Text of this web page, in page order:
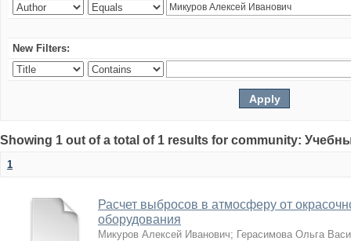
New Filters:
Showing 1 out of a total of 1 results for community:
1
Расчет выбросов в атмосферу от
оборудования
Микуров Алексей Иванович; Герасимова Ольга